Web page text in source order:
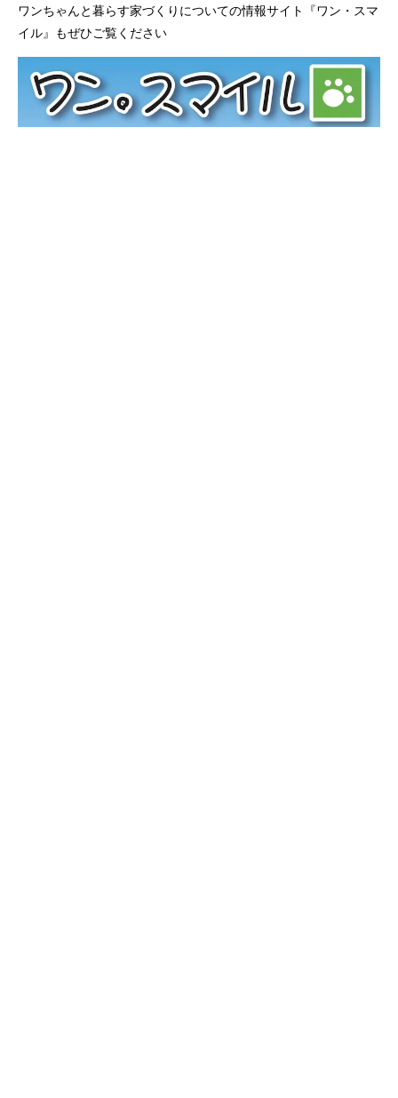
ワンちゃんと暮らす家づくりについての情報サイト『ワン・スマ
イル』もぜひご覧ください